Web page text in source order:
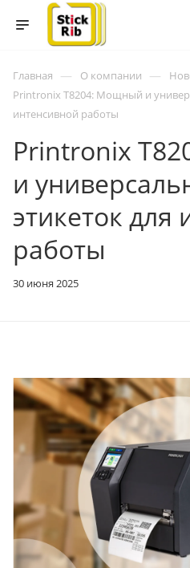
Главная — О компании —
Printronix T8204: Мощный и
интенсивной работы
Printronix
и
этикеток для
работы
30 июня 2025